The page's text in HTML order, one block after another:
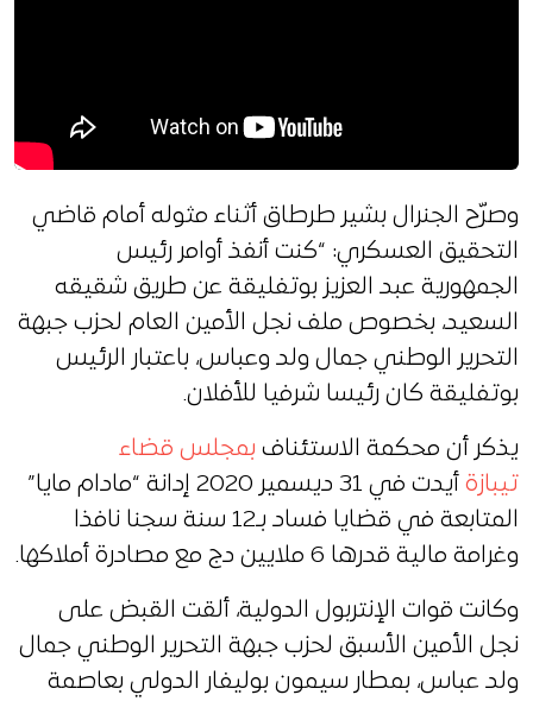
وصرّح الجنرال بشير طرطاق أثناء مثوله أمام قاضي
التحقيق العسكري: “كنت أنفذ أوامر رئيس
الجمهورية عبد العزيز بوتفليقة عن طريق شقيقه
السعيد، بخصوص ملف نجل الأمين العام لحزب جبهة
التحرير الوطني جمال ولد وعباس، باعتبار الرئيس
بوتفليقة كان رئيسا شرفيا للأفلان.
يذكر أن محكمة الاستئناف بمجلس قضاء
تيبازة
أيدت في 31 ديسمير 2020 إدانة “مادام مايا”
المتابعة في قضايا فساد بـ12 سنة سجنا نافذا
وغرامة مالية قدرها 6 ملايين دج مع مصادرة أملاكها.
وكانت قوات الإنتربول الدولية، ألقت القبض على
نجل الأمين الأسبق لحزب جبهة التحرير الوطني جمال
ولد عباس، بمطار سيمون بوليفار الدولي بعاصمة